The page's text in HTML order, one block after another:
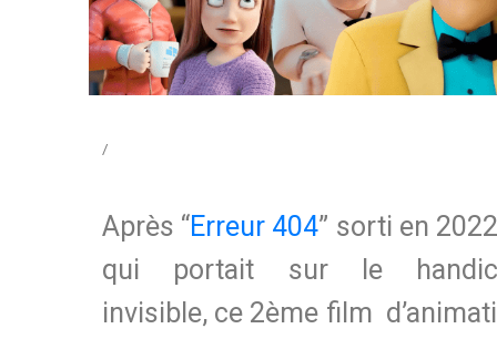
/
Après “Erreur 404” sorti en
qui portait sur le
invisible, ce 2ème film